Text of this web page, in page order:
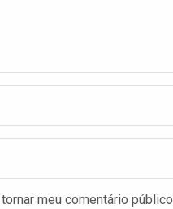
meu comentário público